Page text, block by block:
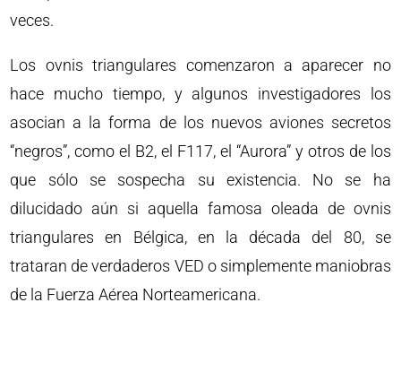
veces.
Los ovnis triangulares comenzaron a aparecer no
hace mucho tiempo, y algunos investigadores los
asocian a la forma de los nuevos aviones secretos
“negros”, como el B2, el F117, el “Aurora” y otros de los
que sólo se sospecha su existencia. No se ha
dilucidado aún si aquella famosa oleada de ovnis
triangulares en Bélgica, en la década del 80, se
trataran de verdaderos VED o simplemente maniobras
de la Fuerza Aérea Norteamericana.